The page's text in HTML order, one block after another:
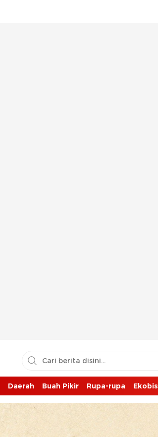
Daerah Buah Pikir Rupa-rupa Ekobis